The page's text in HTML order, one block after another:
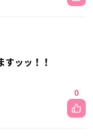
すッッ！！
0